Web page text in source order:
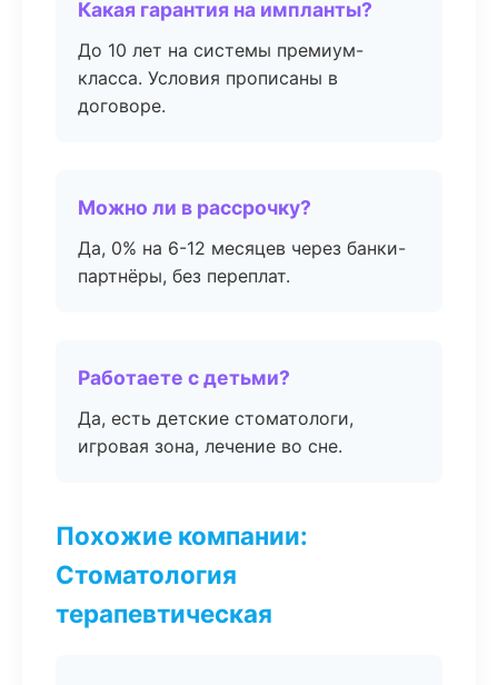
Какая гарантия на импланты?
До 10 лет на системы премиум-
класса. Условия прописаны в
договоре.
Можно ли в рассрочку?
Да, 0% на 6-12 месяцев через банки-
партнёры, без переплат.
Работаете с детьми?
Да, есть детские стоматологи,
игровая зона, лечение во сне.
Похожие компании:
Стоматология
терапевтическая